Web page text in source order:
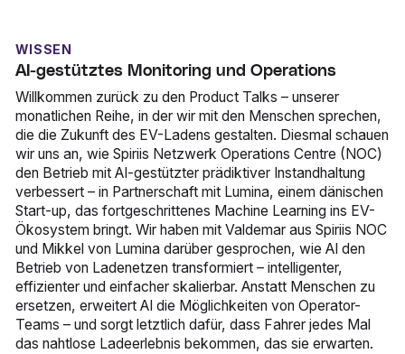
WISSEN
AI-gestütztes Monitoring und Operations
Willkommen zurück zu den Product Talks – unserer
monatlichen Reihe, in der wir mit den Menschen sprechen,
die die Zukunft des EV-Ladens gestalten. Diesmal schauen
wir uns an, wie Spiriis Netzwerk Operations Centre (NOC)
den Betrieb mit AI-gestützter prädiktiver Instandhaltung
verbessert – in Partnerschaft mit Lumina, einem dänischen
Start-up, das fortgeschrittenes Machine Learning ins EV-
Ökosystem bringt. Wir haben mit Valdemar aus Spiriis NOC
und Mikkel von Lumina darüber gesprochen, wie AI den
Betrieb von Ladenetzen transformiert – intelligenter,
effizienter und einfacher skalierbar. Anstatt Menschen zu
ersetzen, erweitert AI die Möglichkeiten von Operator-
Teams – und sorgt letztlich dafür, dass Fahrer jedes Mal
das nahtlose Ladeerlebnis bekommen, das sie erwarten.